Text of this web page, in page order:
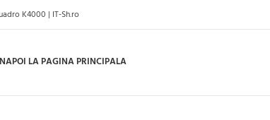
K4000 | IT-Sh.ro
LA PAGINA PRINCIPALA